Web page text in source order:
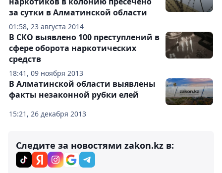
01:58, 23 августа 2014
за сутки в Алматинской области
18:41, 09 ноября 2013
В СКО выявлено 100 преступлений в
сфере оборота наркотических
средств
15:21, 26 декабря 2013
В Алматинской области выявлены
факты незаконной рубки елей
Следите за новостями zakon.kz в: